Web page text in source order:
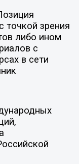
точкой зрения
либо ином
с
в сети